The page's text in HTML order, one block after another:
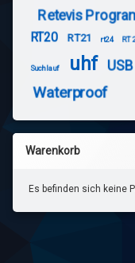
Retevis
RT20 RT21 rt24
Suchlauf uhf USB
Waterproof
Warenkorb
Es befinden sich keine